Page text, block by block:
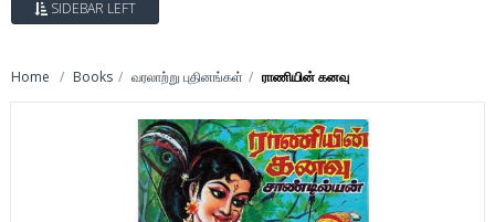
SIDEBAR LEFT
Home Books வரலாற்று புதினங்கள் ராணியின் கனவு